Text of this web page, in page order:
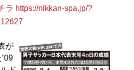
ラ https://nikkan-spa.jp/?
が